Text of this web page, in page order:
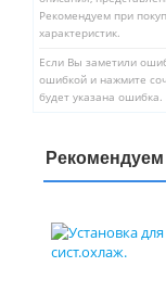
Рекомендуем при
характеристик.
Если Вы заметили
ошибкой и нажмите
будет указана
Рекомендуем